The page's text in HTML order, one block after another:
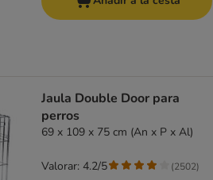
Jaula Double Door para
perros
69 x 109 x 75 cm (An x P x Al)
Valorar: 4.2/5 (2502)